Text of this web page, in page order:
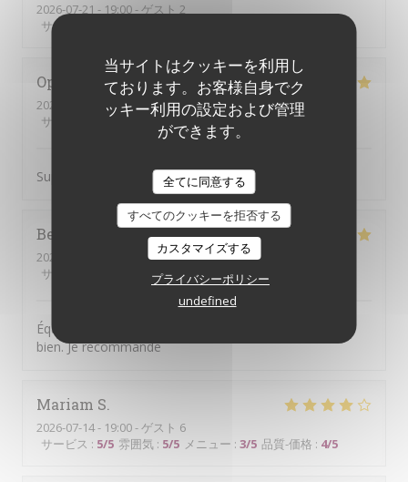
当サイトはクッキーを利用し
ております。お客様自身でク
ッキー利用の設定および管理
ができます。
全てに同意する
すべてのクッキーを拒否する
カスタマイズする
プライバシーポリシー
undefined
2026-07-21 - 19:00 - ゲスト 2
サービス
Ophelie C
2026-07-18
- 11:30 - ゲスト 2
サービス
/5 雰囲気 : 5/5 メニュー:5/5 品質-価格
Super brunch copieux et bon Le serveur était au top !
Beatrice
2026-07-14
- 19:00 - ゲスト 6
サービス
雰囲気:5/5 メニュー: 5 /5
Équipe accueillante. Bonne Ambiance et on y mange
bien. Je recommande
Mariam S
2026-07-14- 19:00 - ゲスト 6
サービス : 5/5 雰囲気 : 5/5 メニュー : 3/5 品質-価格 : 4/5